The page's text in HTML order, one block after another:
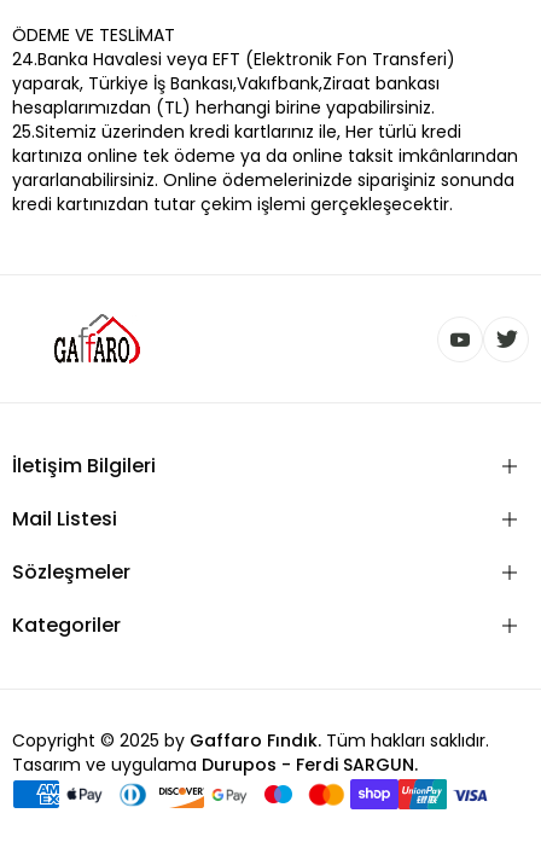
ÖDEME VE TESLİMAT
24.Banka Havalesi veya EFT (Elektronik Fon Transferi)
yaparak, Türkiye İş Bankası,Vakıfbank,Ziraat bankası
hesaplarımızdan (TL) herhangi birine yapabilirsiniz.
25.Sitemiz üzerinden kredi kartlarınız ile, Her türlü kredi
kartınıza online tek ödeme ya da online taksit imkânlarından
yararlanabilirsiniz. Online ödemelerinizde siparişiniz sonunda
kredi kartınızdan tutar çekim işlemi gerçekleşecektir.
İletişim Bilgileri
Mail Listesi
Sözleşmeler
Kategoriler
Copyright © 2025 by Gaffaro Fındık. Tüm hakları saklıdır.
Tasarım ve uygulama Durupos - Ferdi SARGUN.